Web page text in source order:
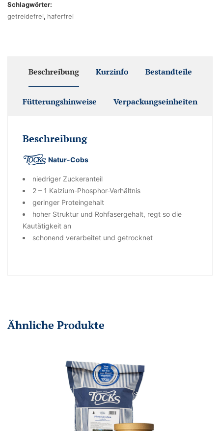
Schlagwörter:
getreidefrei, haferfrei
Beschreibung Kurzinfo Bestandteile
Fütterungshinweise Verpackungseinheiten
Beschreibung
Natur-Cobs
niedriger Zuckeranteil
2 – 1 Kalzium-Phosphor-Verhältnis
geringer Proteingehalt
hoher Struktur und Rohfasergehalt, regt so die
Kautätigkeit an
schonend verarbeitet und getrocknet
Ähnliche Produkte